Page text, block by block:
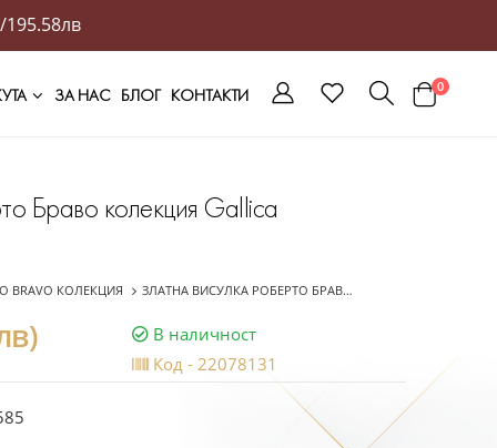
ЗА НАС БЛОГ КОНТАКТИ 0
Браво колекция Gallica
BRAVO КОЛЕКЦИЯ ЗЛАТНА ВИСУЛКА РОБЕРТО БРАВО КОЛЕКЦИЯ GALLICA
В наличност
Код -22078131